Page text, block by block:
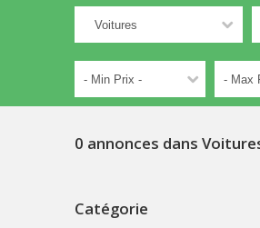
0 annonces dans
Catégorie